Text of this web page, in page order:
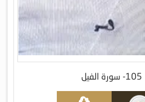
105- سورة الفيل